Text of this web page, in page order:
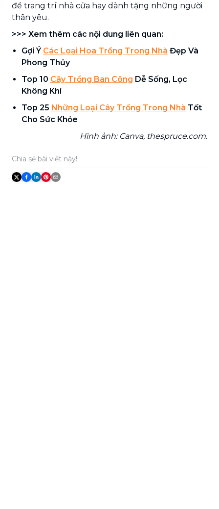
để trang trí nhà cửa hay dành tặng những người
thân yêu.
>>> Xem thêm các nội dung liên quan:
Gợi Ý Các Loại Hoa Trồng Trong Nhà Đẹp Và
Phong Thủy
Top 10 Cây Trồng Ban Công Dễ Sống, Lọc
Không Khí
Top 25 Những Loại Cây Trồng Trong Nhà Tốt
Cho Sức Khỏe
Hình ảnh: Canva, thespruce.com.
Chia sẻ bài viết này!